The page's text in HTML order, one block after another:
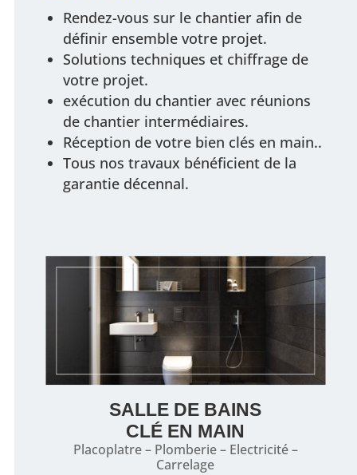
Rendez-vous sur le chantier afin de
définir ensemble votre projet.
Solutions techniques et chiffrage de
votre projet.
exécution du chantier avec réunions
de chantier intermédiaires.
Réception de votre bien clés en main..
Tous nos travaux bénéficient de la
garantie décennal.
SALLE DE BAINS
CLÉ EN MAIN
Placoplatre – Plomberie – Electricité –
Carrelage